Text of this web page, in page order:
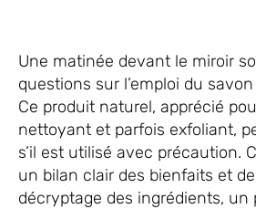
Une matinée devant le miroir
questions sur l’emploi du
Ce produit naturel, apprécié
nettoyant et parfois exfoliant,
s’il est utilisé avec précaution.
un bilan clair des bienfaits et
décryptage des ingrédients, un